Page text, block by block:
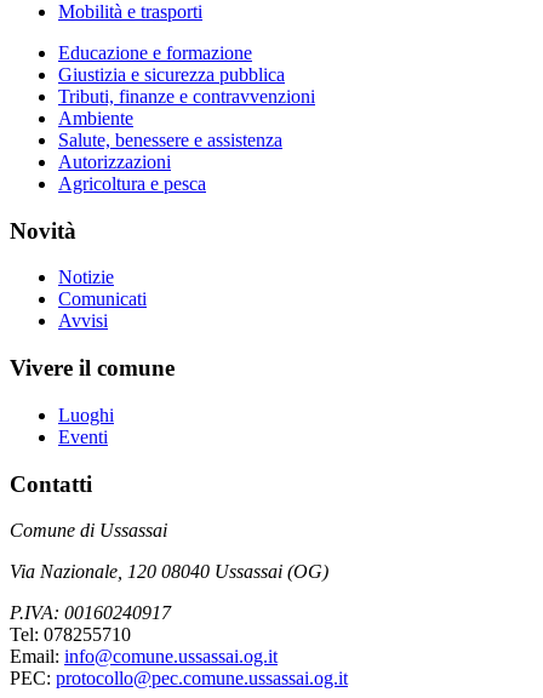
Mobilità e trasporti
Educazione e formazione
Giustizia e sicurezza pubblica
Tributi, finanze e contravvenzioni
Ambiente
Salute, benessere e assistenza
Autorizzazioni
Agricoltura e pesca
Novità
Notizie
Comunicati
Avvisi
Vivere il comune
Luoghi
Eventi
Contatti
Comune di Ussassai
Via Nazionale, 120 08040 Ussassai (OG)
P.IVA: 00160240917
Tel: 078255710
Email: info@comune.ussassai.og.it
PEC: protocollo@pec.comune.ussassai.og.it